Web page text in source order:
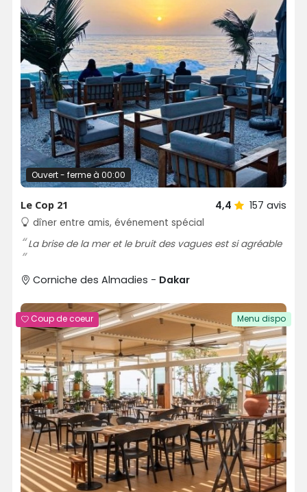
Ouvert - ferme à 00:00
Le Cop 21 4,4 157 avis
dîner entre amis, événement spécial
La brise de la mer et le bruit des vagues est si agréable
Corniche des Almadies - Dakar
Coup de coeur Menu dispo